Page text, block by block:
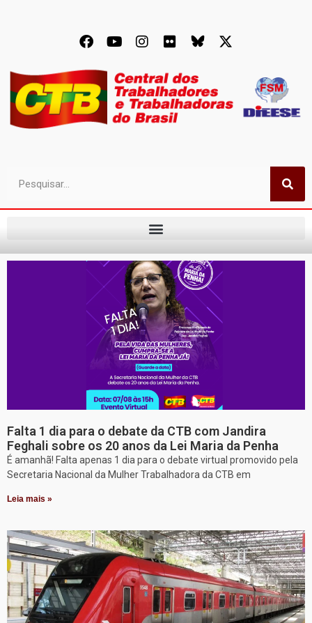
Falta 1 dia para o debate da CTB com Jandira
Feghali sobre os 20 anos da Lei Maria da Penha
É amanhã! Falta apenas 1 dia para o debate virtual promovido pela
Secretaria Nacional da Mulher Trabalhadora da CTB em
Leia mais »